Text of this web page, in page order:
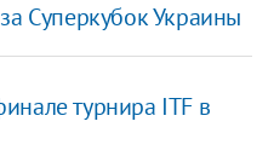
Суперкубок Украины
турнира ITF в